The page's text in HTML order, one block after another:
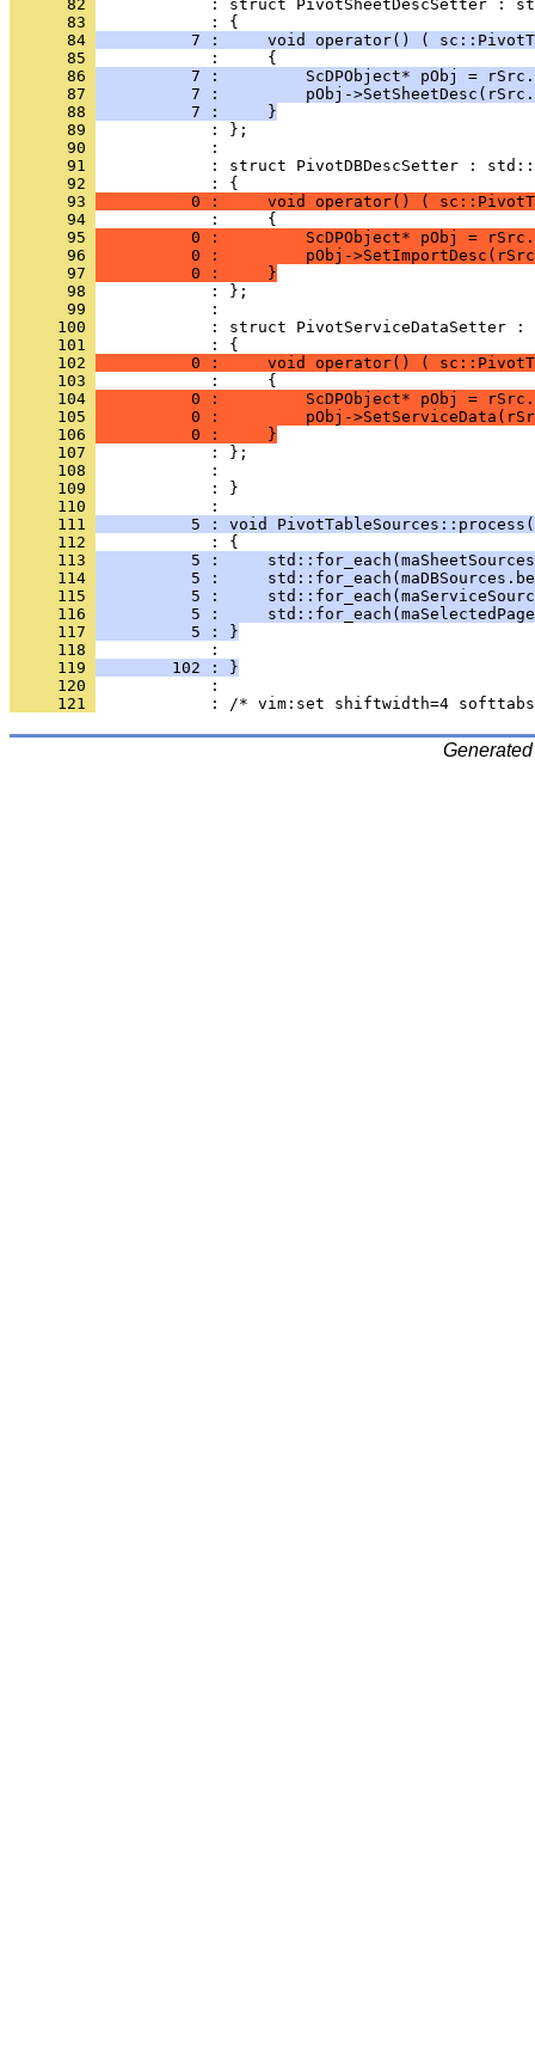
      82
: struct PivotSheetDescSetter :
      83
      84
7 :     void operator() (
      85
      86
7 :         ScDPObject* pObj =
      87
7 :         pObj-
      88
          7 :     }
      89
      90
      91
: struct PivotDBDescSetter :
      92
      93
0 :     void operator() (
      94
      95
0 :         ScDPObject* pObj =
      96
0 :         pObj-
      97
          0 :     }
      98
      99
     100
: struct PivotServiceDataSetter
     101
     102
0 :     void operator() (
     103
     104
0 :         ScDPObject* pObj =
     105
0 :         pObj-
     106
          0 :     }
     107
     108
     109
            : }
     110
     111
5 : void
     112
     113
5 :
     114
5 :
     115
5 :
     116
5 :
     117
          5 : }
     118
     119
        102 : }
     120
     121